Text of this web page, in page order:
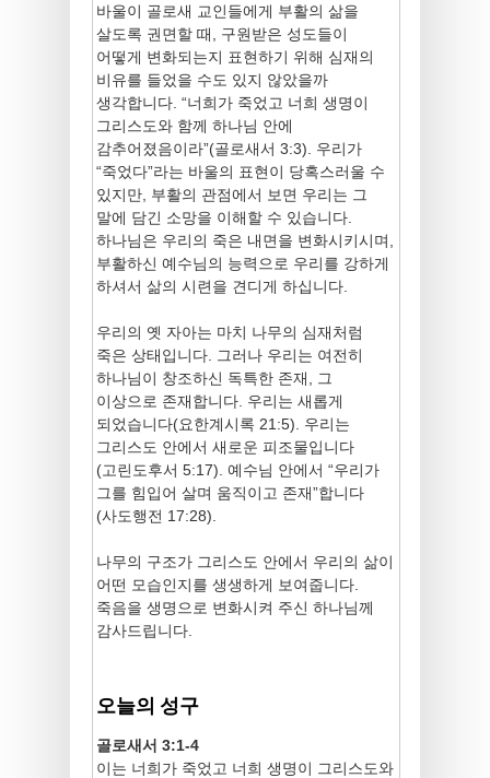
바울이 골로새 교인들에게 부활의 삶을
살도록 권면할 때, 구원받은 성도들이
어떻게 변화되는지 표현하기 위해 심재의
비유를 들었을 수도 있지 않았을까
생각합니다. “너희가 죽었고 너희 생명이
그리스도와 함께 하나님 안에
감추어졌음이라”(골로새서 3:3). 우리가
“죽었다”라는 바울의 표현이 당혹스러울 수
있지만, 부활의 관점에서 보면 우리는 그
말에 담긴 소망을 이해할 수 있습니다.
하나님은 우리의 죽은 내면을 변화시키시며,
부활하신 예수님의 능력으로 우리를 강하게
하셔서 삶의 시련을 견디게 하십니다.
우리의 옛 자아는 마치 나무의 심재처럼
죽은 상태입니다. 그러나 우리는 여전히
하나님이 창조하신 독특한 존재, 그
이상으로 존재합니다. 우리는 새롭게
되었습니다(요한계시록 21:5). 우리는
그리스도 안에서 새로운 피조물입니다
(고린도후서 5:17). 예수님 안에서 “우리가
그를 힘입어 살며 움직이고 존재”합니다
(사도행전 17:28).
나무의 구조가 그리스도 안에서 우리의 삶이
어떤 모습인지를 생생하게 보여줍니다.
죽음을 생명으로 변화시켜 주신 하나님께
감사드립니다.
오늘의 성구
골로새서 3:1-4
이는 너희가 죽었고 너희 생명이 그리스도와